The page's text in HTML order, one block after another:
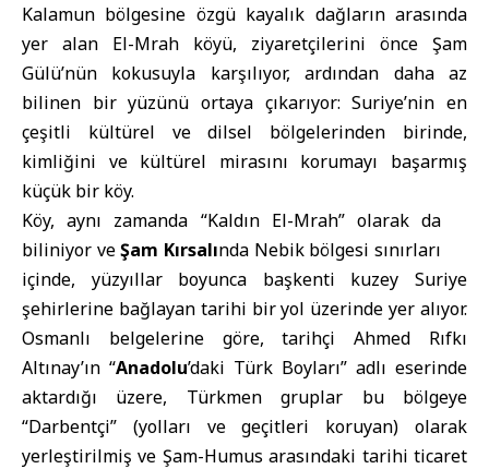
Kalamun bölgesine özgü kayalık dağların arasında
yer alan El-Mrah köyü, ziyaretçilerini önce Şam
Gülü’nün kokusuyla karşılıyor, ardından daha az
bilinen bir yüzünü ortaya çıkarıyor: Suriye’nin en
çeşitli kültürel ve dilsel bölgelerinden birinde,
kimliğini ve kültürel mirasını korumayı başarmış
küçük bir köy.
Köy, aynı zamanda “Kaldın El-Mrah” olarak da
biliniyor veŞam Kırsalında Nebik bölgesi sınırları
içinde, yüzyıllar boyunca başkenti kuzey Suriye
şehirlerine bağlayan tarihi bir yol üzerinde yer alıyor.
Osmanlı belgelerine göre, tarihçi Ahmed Rıfkı
Altınay’ın “Anadolu’daki Türk Boyları” adlı eserinde
aktardığı üzere, Türkmen gruplar bu bölgeye
“Darbentçi” (yolları ve geçitleri koruyan) olarak
yerleştirilmiş ve Şam-Humus arasındaki tarihi ticaret